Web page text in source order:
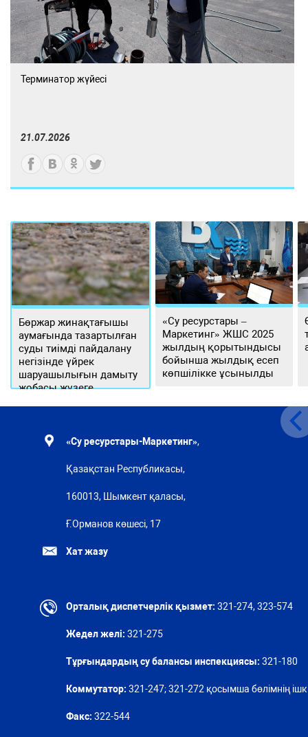
Терминатор жүйесі
21.07.2026
Бөржар жинақтағышы
аумағында тазартылған
суды тиімді пайдалану
негізінде үйрек
шаруашылығын дамыту
жобасы жүзеге
«Су ресурстары –
Маркетинг» ЖШС 2025
жылдың қорытындысы
бойынша жылдық есеп
көпшілікке ұсынылды
«Су ресурстары-Маркетинг»,
Қазақстан Республикасы,
160013, Шымкент қаласы,
Ғ.Орманов көшесі, 17
Хат жазу
Орталық диспетчерлік қызмет: 321-274, 323-574
Жедел желі: 321-275
Тұрғындардың су балансы инспекциясы: 321-180
Коммутатор: 321-247; 321-272 қосымша бөлімнің ішкі
Факс: 322-544